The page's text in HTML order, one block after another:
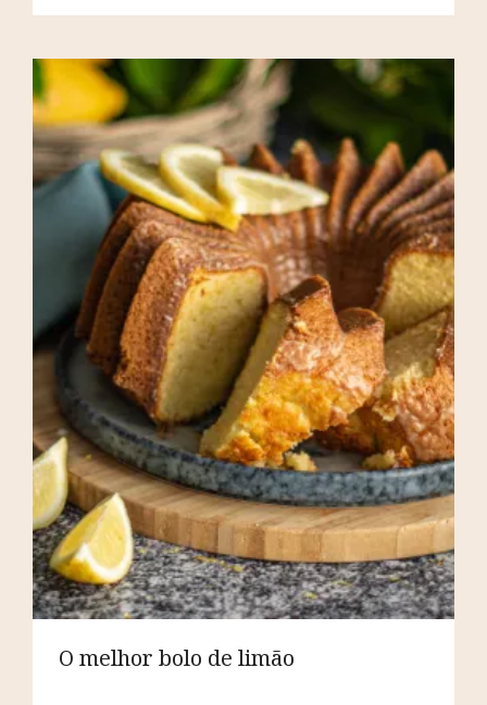
O melhor bolo de limão